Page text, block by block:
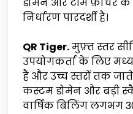
डोमेन और टीम फ़ीचर
निर्धारण पारदर्शी है।
QR Tiger.मुफ़्त स्तर
उपयोगकर्ता के लिए
हैं और उच्च स्तरों तक
कस्टम डोमेन और बड़ी
वार्षिक बिलिंग लगभग